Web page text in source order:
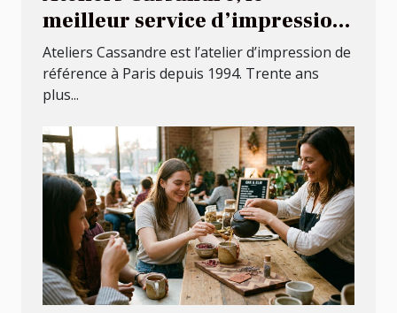
meilleur service d’impression
numérique à Paris !
Ateliers Cassandre est l’atelier d’impression de
référence à Paris depuis 1994. Trente ans
plus...